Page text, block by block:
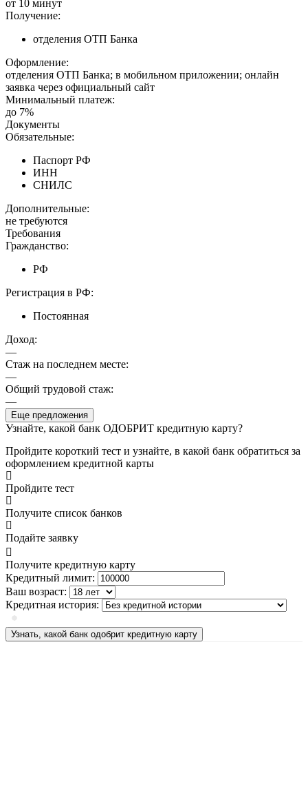
от 10 минут
Получение:
отделения ОТП Банка
Оформление:
отделения ОТП Банка; в мобильном приложении; онлайн
заявка через официальный сайт
Минимальный платеж:
до 7%
Документы
Обязательные:
Паспорт РФ
ИНН
СНИЛС
Дополнительные:
не требуются
Требования
Гражданство:
РФ
Регистрация в РФ:
Постоянная
Доход:
—
Стаж на последнем месте:
—
Общий трудовой стаж:
—
Еще предложения
Узнайте, какой банк ОДОБРИТ кредитную карту?
Пройдите короткий тест и узнайте, в какой банк обратиться за
оформлением кредитной карты
Пройдите тест
Получите список банков
Подайте заявку
Получите кредитную карту
Кредитный лимит:
Ваш возраст:
Кредитная история:
Узнать, какой банк одобрит кредитную карту